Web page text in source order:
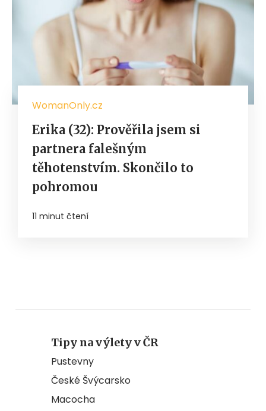
WomanOnly.cz
Erika (32): Prověřila jsem si
partnera falešným
těhotenstvím. Skončilo to
pohromou
11 minut čtení
Tipy na výlety v ČR
Pustevny
České Švýcarsko
Macocha